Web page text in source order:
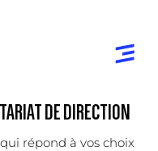
DE DIRECTION
répond à vos choix